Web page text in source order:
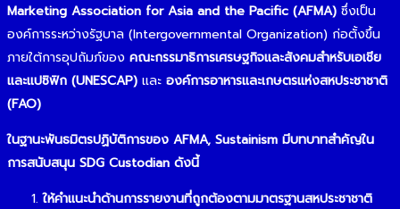
Marketing Association for Asia and the Pacific (AFMA) ซึ่งเป็น
องค์การระหว่างรัฐบาล (Intergovernmental Organization) ก่อตั้งขึ้น
ภายใต้การอุปถัมภ์ของ คณะกรรมาธิการเศรษฐกิจและสังคมสำหรับเอเชีย
และแปซิฟิก (UNESCAP) และ องค์การอาหารและเกษตรแห่งสหประชาชาติ
(FAO)
ในฐานะพันธมิตรปฏิบัติการของ AFMA, Sustainism มีบทบาทสำคัญใน
การสนับสนุน SDG Custodian ดังนี้
ให้คำแนะนำด้านการรายงานที่ถูกต้องตามมาตรฐานสหประชาชาติ